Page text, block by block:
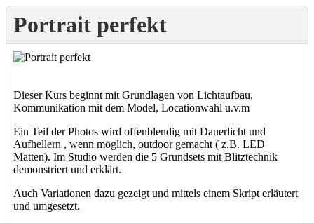
Portrait perfekt
Dieser Kurs beginnt mit Grundlagen von Lichtaufbau,
Kommunikation mit dem Model, Locationwahl u.v.m
Ein Teil der Photos wird offenblendig mit Dauerlicht und
Aufhellern , wenn möglich, outdoor gemacht ( z.B. LED
Matten). Im Studio werden die 5 Grundsets mit Blitztechnik
demonstriert und erklärt.
Auch Variationen dazu gezeigt und mittels einem Skript erläutert
und umgesetzt.